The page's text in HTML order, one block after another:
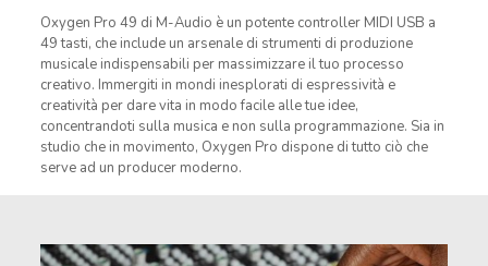
Oxygen Pro 49 di M-Audio è un potente controller MIDI USB a
49 tasti, che include un arsenale di strumenti di produzione
musicale indispensabili per massimizzare il tuo processo
creativo. Immergiti in mondi inesplorati di espressività e
creatività per dare vita in modo facile alle tue idee,
concentrandoti sulla musica e non sulla programmazione. Sia in
studio che in movimento, Oxygen Pro dispone di tutto ciò che
serve ad un producer moderno.